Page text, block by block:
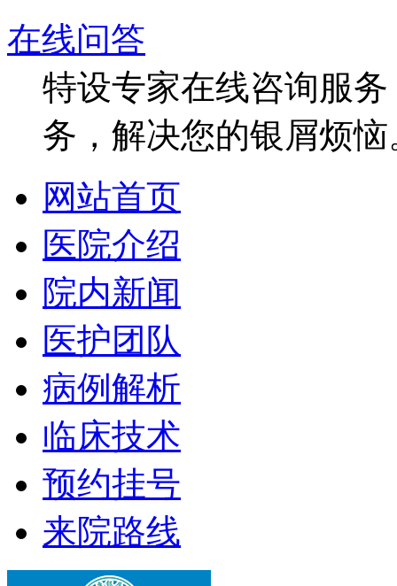
在线问答
特设专家在线咨询服
务，解决您的银屑烦恼
网站首页
医院介绍
院内新闻
医护团队
病例解析
临床技术
预约挂号
来院路线